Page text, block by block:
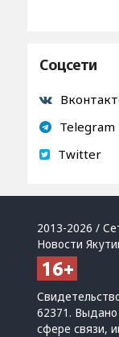
Соцсети
Telegram
Twitter
2013-2026 /
Новости
62371.
сфере связи,